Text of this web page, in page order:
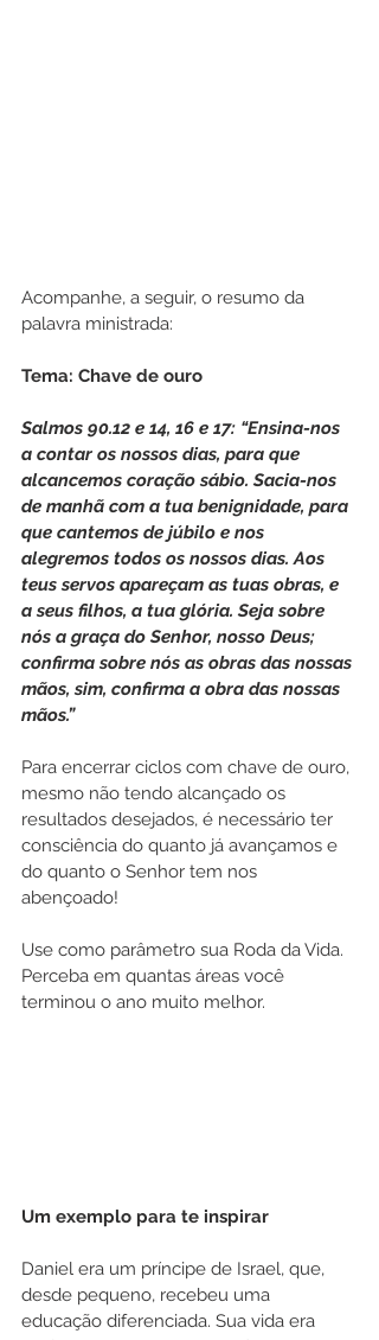
Acompanhe, a seguir, o resumo da
palavra ministrada:
Tema: Chave de ouro
Salmos 90.12 e 14, 16 e 17: “Ensina-nos
a contar os nossos dias, para que
alcancemos coração sábio. Sacia-nos
de manhã com a tua benignidade, para
que cantemos de júbilo e nos
alegremos todos os nossos dias. Aos
teus servos apareçam as tuas obras, e
a seus filhos, a tua glória. Seja sobre
nós a graça do Senhor, nosso Deus;
confirma sobre nós as obras das nossas
mãos, sim, confirma a obra das nossas
mãos.”
Para encerrar ciclos com chave de ouro,
mesmo não tendo alcançado os
resultados desejados, é necessário ter
consciência do quanto já avançamos e
do quanto o Senhor tem nos
abençoado!
Use como parâmetro sua Roda da Vida.
Perceba em quantas áreas você
terminou o ano muito melhor.
Um exemplo para te inspirar
Daniel era um príncipe de Israel, que,
desde pequeno, recebeu uma
educação diferenciada. Sua vida era